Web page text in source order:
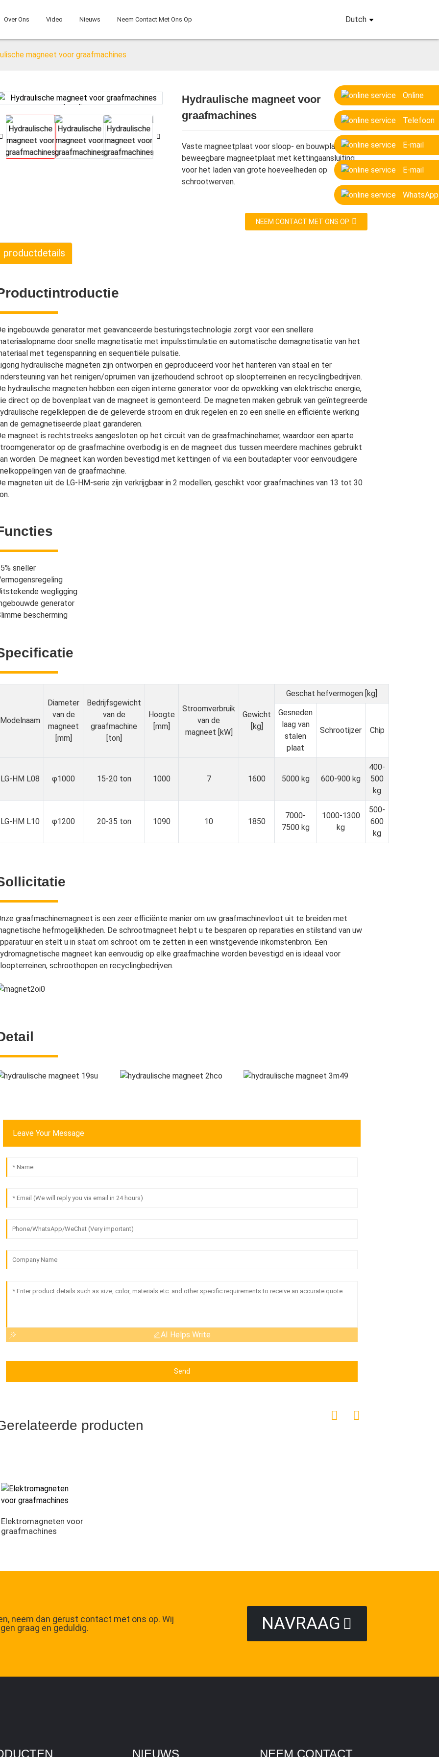
Over Ons Video Nieuws Neem Contact Met Ons Op Dutch
Online
Telefoon
E-mail
E-mail
WhatsApp
magneet voor graafmachines
Loading...
Loading... Loading...
Loading...
Hydraulische magneet voor
graafmachines
Vaste magneetplaat voor sloop- en bouwplaatsen en
beweegbare magneetplaat met kettingaansluiting
voor het laden van grote hoeveelheden op
schrootwerven.
NEEM CONTACT MET ONS OP
productdetails
ingebouwde generator met geavanceerde besturingstechnologie zorgt voor een snellere
door snelle magnetisatie met impulsstimulatie en automatische demagnetisatie van het
met tegenspanning en sequentiële pulsatie.
hydraulische magneten zijn ontworpen en geproduceerd voor het hanteren van staal en ter
van het reinigen/opruimen van ijzerhoudend schroot op sloopterreinen en recyclingbedrijven.
hydraulische magneten hebben een eigen interne generator voor de opwekking van elektrische energie,
direct op de bovenplaat van de magneet is gemonteerd. De magneten maken gebruik van geïntegreerde
regelkleppen die de geleverde stroom en druk regelen en zo een snelle en efficiënte werking
de gemagnetiseerde plaat garanderen.
magneet is rechtstreeks aangesloten op het circuit van de graafmachinehamer, waardoor een aparte
op de graafmachine overbodig is en de magneet dus tussen meerdere machines gebruikt
worden. De magneet kan worden bevestigd met kettingen of via een boutadapter voor eenvoudigere
van de graafmachine.
magneten uit de LG-HM-serie zijn verkrijgbaar in 2 modellen, geschikt voor graafmachines van 13 tot 30
sneller
wegligging
generator
bescherming
Modelnaam
Diameter
van de
magneet
[mm]
Bedrijfsgewicht
van de
graafmachine
[ton]
Hoogte
[mm]
Stroomverbruik
van de
magneet [kW]
Gewicht
[kg]
Geschat hefvermogen [kg]
Gesneden
laag van
stalen
plaat
Schrootijzer Chip
LG-HM L08 φ1000 15-20 ton 1000 7 1600 5000 kg 600-900 kg
400-
500
kg
LG-HM L10 φ1200 20-35 ton 1090 10 1850
7000-
7500 kg
1000-1300
kg
500-
600
kg
graafmachinemagneet is een zeer efficiënte manier om uw graafmachinevloot uit te breiden met
hefmogelijkheden. De schrootmagneet helpt u te besparen op reparaties en stilstand van uw
en stelt u in staat om schroot om te zetten in een winstgevende inkomstenbron. Een
magneet kan eenvoudig op elke graafmachine worden bevestigd en is ideaal voor
schroothopen en recyclingbedrijven.
Leave Your Message
AI Helps Write
Send
producten
Elektromagneten voor
graafmachines
neem dan gerust contact met ons op. Wij
graag en geduldig.
NAVRAAG
NIEUWS NEEM CONTACT